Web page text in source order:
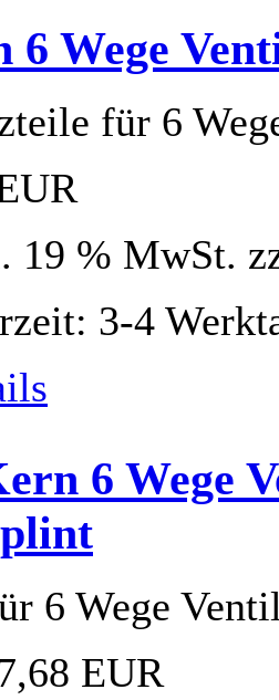
6 Wege
für 6
19 % MwSt.
3-4
6 Wege
6 Wege
EUR